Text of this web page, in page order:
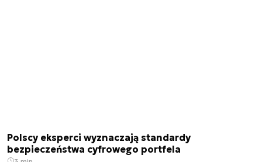
Polscy eksperci wyznaczają standardy
bezpieczeństwa cyfrowego portfela